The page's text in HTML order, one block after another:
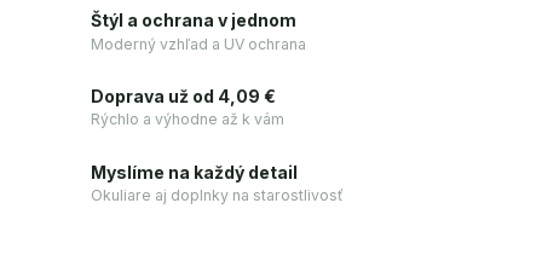
Štýl a ochrana v jednom
Moderný vzhľad a UV ochrana
Doprava už od 4,09 €
Rýchlo a výhodne až k vám
Myslíme na každý detail
Okuliare aj doplnky na starostlivosť